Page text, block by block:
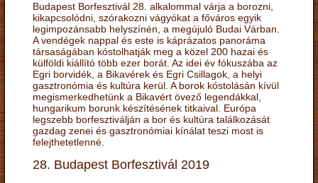
Budapest Borfesztivál 28. alkalommal várja a borozni,
kikapcsolódni, szórakozni vágyókat a főváros egyik
legimpozánsabb helyszínén, a megújuló Budai Várban.
A vendégek nappal és este is káprázatos panoráma
társaságában kóstolhatják meg a közel 200 hazai és
külföldi kiállító több ezer borát. Az idei év fókuszába az
Egri borvidék, a Bikavérek és Egri Csillagok, a helyi
gasztronómia és kultúra kerül. A borok kóstolásán kívül
megismerkedhetünk a Bikavért övező legendákkal,
hungarikum borunk készítésének titkaival. Európa
legszebb borfesztiválján a bor és kultúra találkozását
gazdag zenei és gasztronómiai kínálat teszi most is
felejthetetlenné.
28. Budapest Borfesztivál 2019